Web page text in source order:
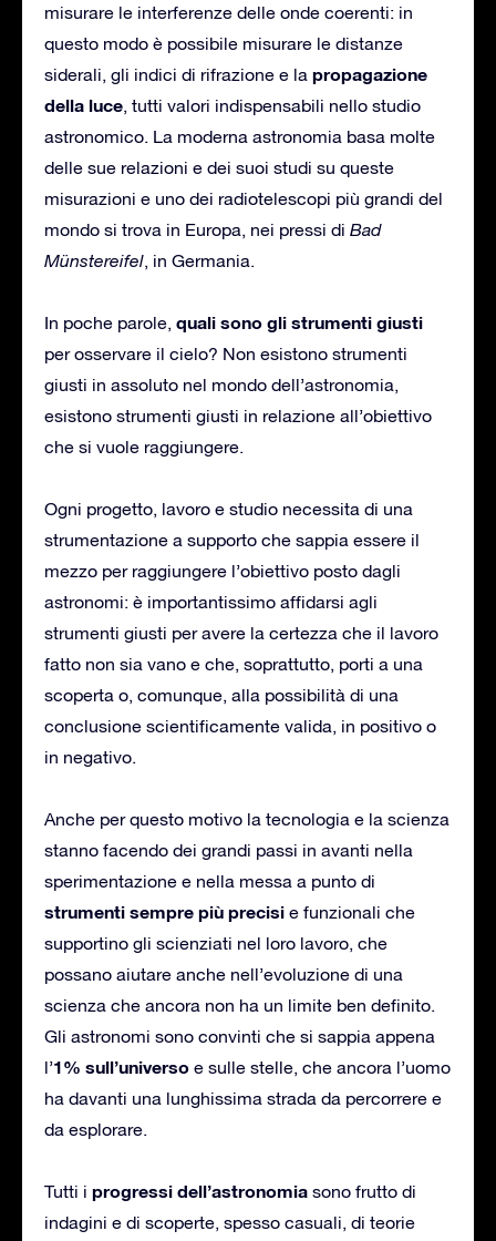
misurare le interferenze delle onde coerenti: in
questo modo è possibile misurare le distanze
siderali, gli indici di rifrazione e la propagazione
della luce, tutti valori indispensabili nello studio
astronomico. La moderna astronomia basa molte
delle sue relazioni e dei suoi studi su queste
misurazioni e uno dei radiotelescopi più grandi del
mondo si trova in Europa, nei pressi di Bad
Münstereifel, in Germania.
In poche parole, quali sono gli strumenti giusti
per osservare il cielo? Non esistono strumenti
giusti in assoluto nel mondo dell’astronomia,
esistono strumenti giusti in relazione all’obiettivo
che si vuole raggiungere.
Ogni progetto, lavoro e studio necessita di una
strumentazione a supporto che sappia essere il
mezzo per raggiungere l’obiettivo posto dagli
astronomi: è importantissimo affidarsi agli
strumenti giusti per avere la certezza che il lavoro
fatto non sia vano e che, soprattutto, porti a una
scoperta o, comunque, alla possibilità di una
conclusione scientificamente valida, in positivo o
in negativo.
Anche per questo motivo la tecnologia e la scienza
stanno facendo dei grandi passi in avanti nella
sperimentazione e nella messa a punto di
strumenti sempre più precisi e funzionali che
supportino gli scienziati nel loro lavoro, che
possano aiutare anche nell’evoluzione di una
scienza che ancora non ha un limite ben definito.
Gli astronomi sono convinti che si sappia appena
l’1% sull’universo e sulle stelle, che ancora l’uomo
ha davanti una lunghissima strada da percorrere e
da esplorare.
Tutti i progressi dell’astronomia sono frutto di
indagini e di scoperte, spesso casuali, di teorie